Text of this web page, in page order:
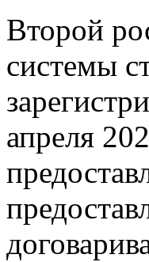
Второй
системы
апреля